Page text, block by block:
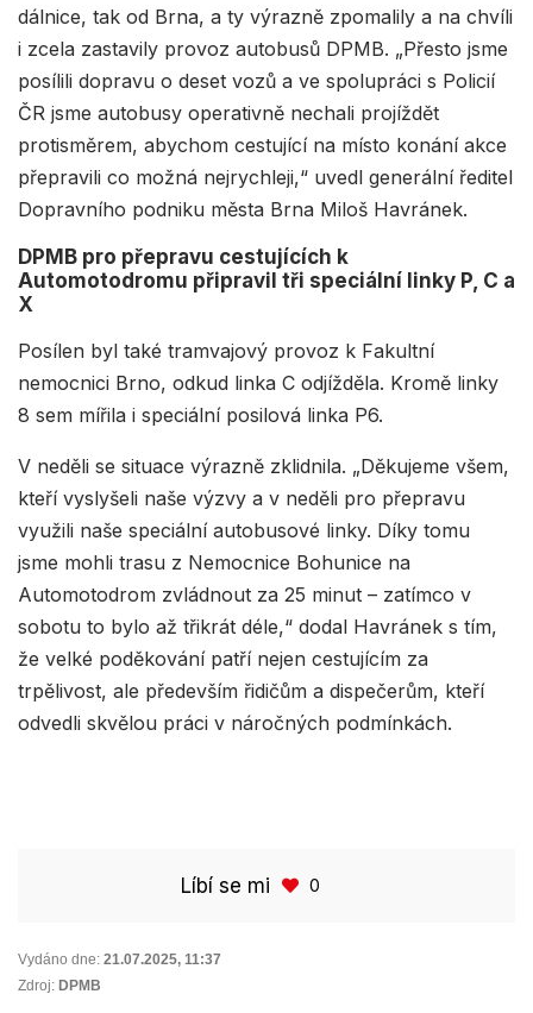
dálnice, tak od Brna, a ty výrazně zpomalily a na chvíli
i zcela zastavily provoz autobusů DPMB. „Přesto jsme
posílili dopravu o deset vozů a ve spolupráci s Policií
ČR jsme autobusy operativně nechali projíždět
protisměrem, abychom cestující na místo konání akce
přepravili co možná nejrychleji,“ uvedl generální ředitel
Dopravního podniku města Brna Miloš Havránek.
DPMB pro přepravu cestujících k
Automotodromu připravil tři speciální linky P, C a
X
Posílen byl také tramvajový provoz k Fakultní
nemocnici Brno, odkud linka C odjížděla. Kromě linky
8 sem mířila i speciální posilová linka P6.
V neděli se situace výrazně zklidnila. „Děkujeme všem,
kteří vyslyšeli naše výzvy a v neděli pro přepravu
využili naše speciální autobusové linky. Díky tomu
jsme mohli trasu z Nemocnice Bohunice na
Automotodrom zvládnout za 25 minut – zatímco v
sobotu to bylo až třikrát déle,“ dodal Havránek s tím,
že velké poděkování patří nejen cestujícím za
trpělivost, ale především řidičům a dispečerům, kteří
odvedli skvělou práci v náročných podmínkách.
Líbí se mi 0
Vydáno dne: 21.07.2025, 11:37
Zdroj: DPMB